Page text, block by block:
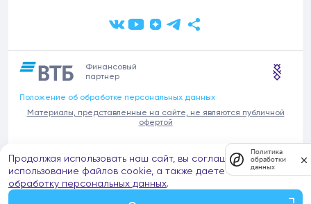
Финансовый
партнер
Положение об обработке персональных данных
Материалы, представленные на сайте, не являются публичной
офертой
В связи с участившимися случаями предложений частных услуг от
имени компании Донстрой (проведения ремонтов, продажи
отделочных материалов и т.п.), обращаем внимание на то, что
компания Донстрой не оказывает таких услуг, не имеет
представительств такого профиля и не обращается к частным
Продолжая использовать наш сайт, вы соглашаетесь на
использование файлов cookie, а также даете согласие на
обработку персональных данных.
Политика
обработки
данных